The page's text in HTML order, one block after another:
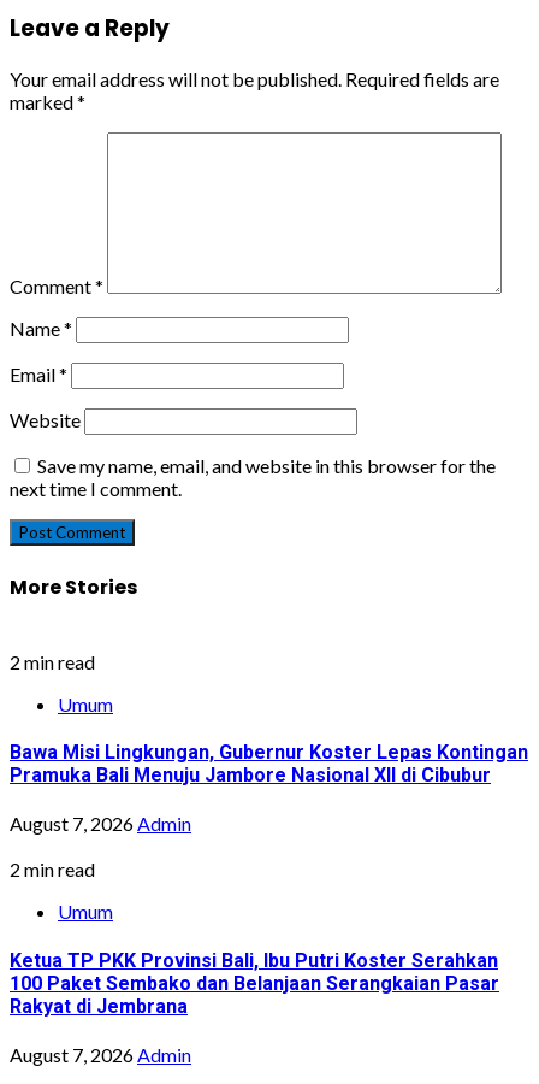
Leave a Reply
Your email address will not be published. Required fields are
marked*
Comment*
Name*
Email*
Website
Save my name, email, and website in this browser for the
next time I comment.
More Stories
2 min read
Umum
Bawa Misi Lingkungan, Gubernur Koster Lepas Kontingan
Pramuka Bali Menuju Jambore Nasional XII di Cibubur
August 7, 2026Admin
2 min read
Umum
Ketua TP PKK Provinsi Bali, Ibu Putri Koster Serahkan
100 Paket Sembako dan Belanjaan Serangkaian Pasar
Rakyat di Jembrana
August 7, 2026Admin